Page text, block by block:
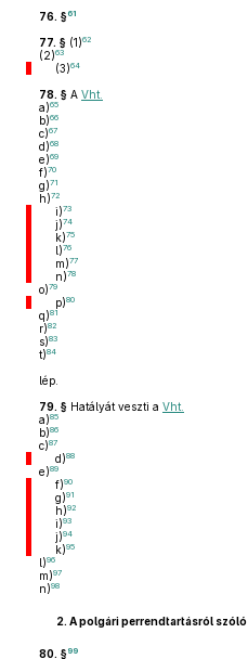
76. §61
77. § (1)62
(2)63
(3)64
78. § A Vht.
a)65
b)66
c)67
d)68
e)69
f)70
g)71
h)72
i)73
j)74
k)75
l)76
m)77
n)78
o)79
p)80
q)81
r)82
s)83
t)84
lép.
79. § Hatályát veszti a Vht.
a)85
b)86
c)87
d)88
e)89
f)90
g)91
h)92
i)93
j)94
k)95
l)96
m)97
n)98
2. A polgári perrendtartásról szóló
80. §99